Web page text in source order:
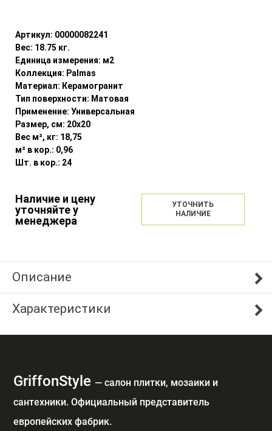
Артикул: 00000082241
Вес: 18.75 кг.
Единица измерения: м2
Коллекция: Palmas
Материал: Керамогранит
Тип поверхности: Матовая
Применение: Универсальная
Размер, см: 20x20
Вес м², кг: 18,75
м² в кор.: 0,96
Шт. в кор.: 24
Наличие и цену
уточняйте у
менеджера
УТОЧНИТЬ
НАЛИЧИЕ
Описание
Характеристики
GriffonStyle — cалон плитки, мозаики и
сантехники. Официальный представитель
европейских фабрик.